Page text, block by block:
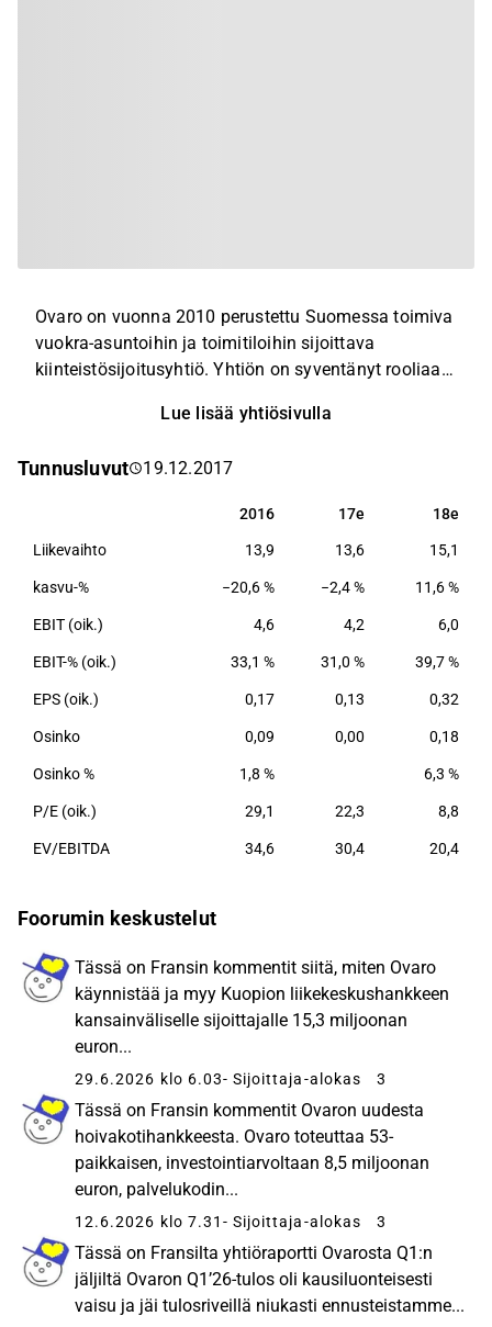
Ovaro on vuonna 2010 perustettu Suomessa toimiva
vuokra-asuntoihin ja toimitiloihin sijoittava
kiinteistösijoitusyhtiö. Yhtiön on syventänyt rooliaan
kiinteistöjen vuokrauksen ja ylläpidon ohjauksen,
rakennuttamisen.
Lue lisää yhtiösivulla
Tunnusluvut 19.12.2017
2016 17e 18e
2016 17e 18e
Liikevaihto 13,9 13,6 15,1
kasvu-% −20,6 % −2,4 % 11,6 %
EBIT (oik.) 4,6 4,2 6,0
EBIT-% (oik.) 33,1 % 31,0 % 39,7 %
EPS (oik.) 0,17 0,13 0,32
Osinko 0,09 0,00 0,18
Osinko % 1,8 % 6,3 %
P/E (oik.) 29,1 22,3 8,8
EV/EBITDA 34,6 30,4 20,4
Foorumin keskustelut
Tässä on Fransin kommentit siitä, miten Ovaro
käynnistää ja myy Kuopion liikekeskushankkeen
kansainväliselle sijoittajalle 15,3 miljoonan
euron...
29.6.2026 klo 6.03- Sijoittaja-alokas 3
Tässä on Fransin kommentit Ovaron uudesta
hoivakotihankkeesta. Ovaro toteuttaa 53-
paikkaisen, investointiarvoltaan 8,5 miljoonan
euron, palvelukodin...
12.6.2026 klo 7.31 - Sijoittaja-alokas 3
Tässä on Fransilta yhtiöraportti Ovarosta Q1:n
jäljiltä Ovaron Q1’26-tulos oli kausiluonteisesti
vaisu ja jäi tulosriveillä niukasti ennusteistamme...